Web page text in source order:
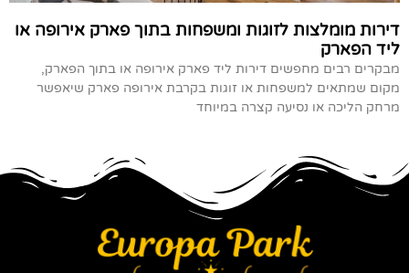
דירות מומלצות לזוגות ומשפחות בתוך פארק אירופה או
ליד הפארק
מבקרים רבים מחפשים דירות ליד פארק אירופה או בתוך הפארק,
מקום שמתאים למשפחות או זוגות בקרבת אירופה פארק שיאפשר
מרחק הליכה או נסיעה קצרה במיוחד